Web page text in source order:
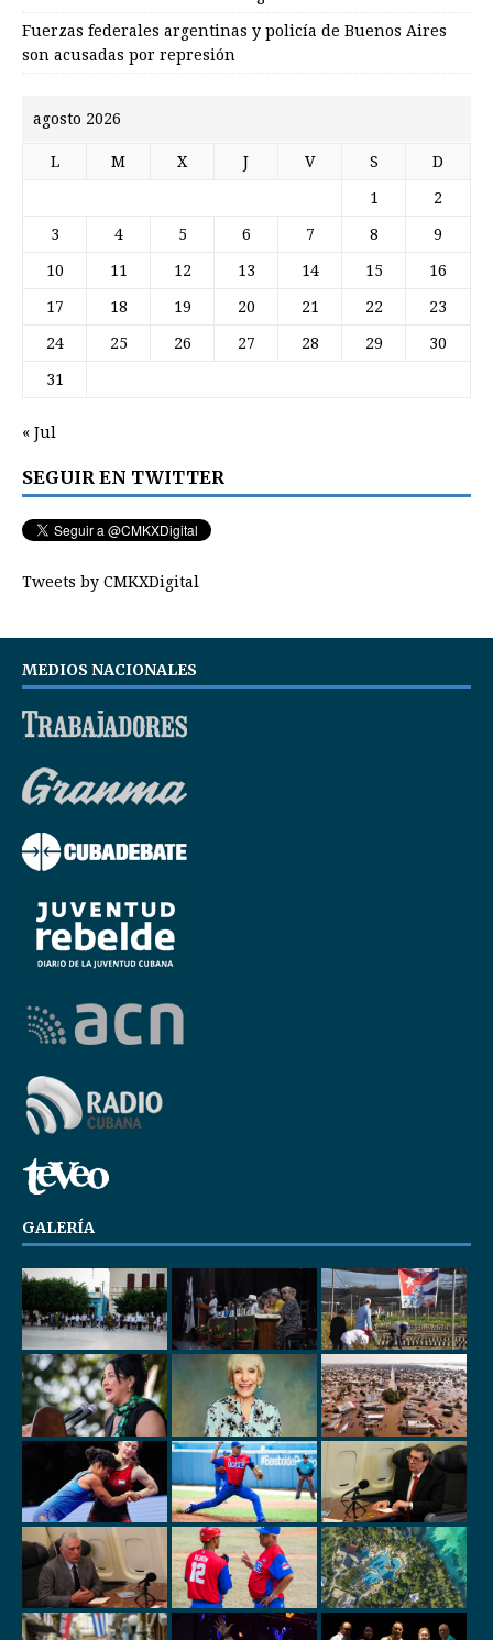
Fuerzas federales argentinas y policía de Buenos Aires
son acusadas por represión
agosto 2026
L M X J V S D
1 2
3 4 5 6 7 8 9
10 11 12 13 14 15 16
17 18 19 20 21 22 23
24 25 26 27 28 29 30
31
« Jul
SEGUIR EN TWITTER
Tweets by CMKXDigital
MEDIOS NACIONALES
GALERÍA